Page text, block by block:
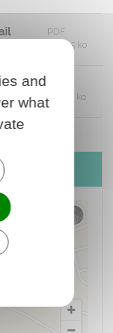
PDF
287.05 ko
628.18 ko
and
what